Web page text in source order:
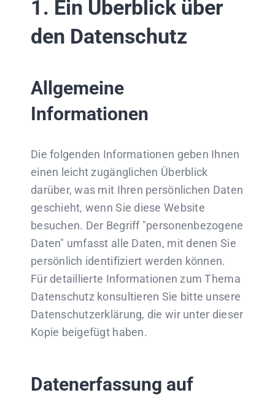
1. Ein Überblick über
den Datenschutz
Allgemeine
Informationen
Die folgenden Informationen geben Ihnen
einen leicht zugänglichen Überblick
darüber, was mit Ihren persönlichen Daten
geschieht, wenn Sie diese Website
besuchen. Der Begriff "personenbezogene
Daten" umfasst alle Daten, mit denen Sie
persönlich identifiziert werden können.
Für detaillierte Informationen zum Thema
Datenschutz konsultieren Sie bitte unsere
Datenschutzerklärung, die wir unter dieser
Kopie beigefügt haben.
Datenerfassung auf